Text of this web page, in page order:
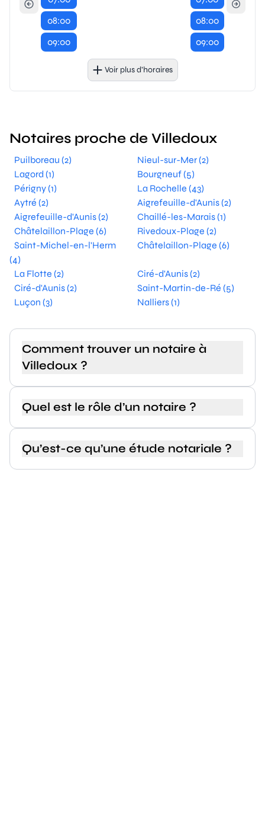
08:00
09:00
08:00
09:00
Voir plus d’horaires
Notaires proche de Villedoux
Puilboreau (2)
Nieul-sur-Mer (2)
Lagord (1)
Bourgneuf (5)
Périgny (1)
La Rochelle (43)
Aytré (2)
Aigrefeuille-d'Aunis (2)
Aigrefeuille-d'Aunis (2)
Chaillé-les-Marais (1)
Châtelaillon-Plage (6)
Rivedoux-Plage (2)
Saint-Michel-en-l'Herm
(4)
Châtelaillon-Plage (6)
La Flotte (2)
Ciré-d'Aunis (2)
Ciré-d'Aunis (2)
Saint-Martin-de-Ré (5)
Luçon (3)
Nalliers (1)
Comment trouver un notaire à
Villedoux ?
Quel est le rôle d’un notaire ?
Qu’est-ce qu’une étude notariale ?